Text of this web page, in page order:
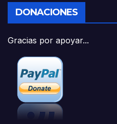
DONACIONES
Gracias por apoyar...